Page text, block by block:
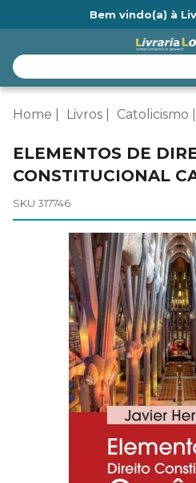
Bem vindo(a) à
Home Livros Catolicismo
ELEMENTOS DE
CONSTITUCIONAL
SKU 317746